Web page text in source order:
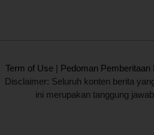
Term of Use Pedoman Pemberitaan
Disclaimer: Seluruh konten berita
ini merupakan tanggung